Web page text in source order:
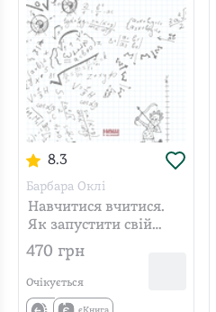
8.3
Барбара Оклі
Навчитися вчитися.
Як запустити свій
мозок на повну
470 грн
Очікується